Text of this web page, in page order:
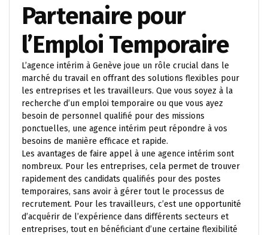
Partenaire pour
l’Emploi Temporaire
L’agence intérim à Genève joue un rôle crucial dans le
marché du travail en offrant des solutions flexibles pour
les entreprises et les travailleurs. Que vous soyez à la
recherche d’un emploi temporaire ou que vous ayez
besoin de personnel qualifié pour des missions
ponctuelles, une agence intérim peut répondre à vos
besoins de manière efficace et rapide.
Les avantages de faire appel à une agence intérim sont
nombreux. Pour les entreprises, cela permet de trouver
rapidement des candidats qualifiés pour des postes
temporaires, sans avoir à gérer tout le processus de
recrutement. Pour les travailleurs, c’est une opportunité
d’acquérir de l’expérience dans différents secteurs et
entreprises, tout en bénéficiant d’une certaine flexibilité